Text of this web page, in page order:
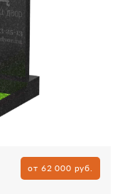
от 62 000 руб.